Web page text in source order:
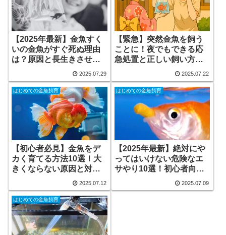
【2025年最新】金魚すく
いの金魚がすぐ死ぬ理由
は？原因と長生きさせる
飼い方のコツを解説
2025.07.29
【緊急】突然金魚を飼う
ことに！夜でもできる応
急処置と正しい飼い方完
2025.07.22
はじめての金魚飼育
【初心者必見】金魚をデ
カく育てる方法10選！大
きくならない原因と対策
2025.07.12
はじめての金魚飼育
【2025年最新】絶対にや
ってはいけない危険なエ
サやり10選！初心者向け
正しいエサやりの方法
2025.07.09
はじめての金魚飼育